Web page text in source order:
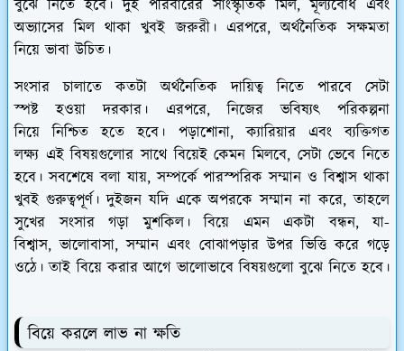
বুঝে নিতে হবে। দুই পরিবারের সাংস্কৃতিক মিল, মূল্যবোধ এবং
অভ্যাসের মিল থাকা খুবই জরুরী। এরপরে, অর্থনৈতিক সক্ষমতা
নিয়ে ভাবা উচিত।
সংসার চালাতে কতটা অর্থনৈতিক দায়িত্ব নিতে পারবে সেটা
স্পষ্ট হওয়া দরকার। এরপরে, নিজের ভবিষ্যৎ পরিকল্পনা
নিয়ে নিশ্চিত হতে হবে। পড়াশোনা, ক্যারিয়ার এবং ব্যক্তিগত
লক্ষ্য এই বিষয়গুলোর সাথে বিয়েই কেমন মিলবে, সেটা ভেবে নিতে
হবে। সবশেষে বলা যায়, সম্পর্কে পারস্পরিক সম্মান ও বিশ্বাস থাকা
খুবই গুরুত্বপূর্ণ। দুইজন যদি একে অপরকে সম্মান না করে, তাহলে
সুখের সংসার গড়া মুশকিল। বিয়ে এমন একটা বন্ধন, যা-
বিশ্বাস, ভালোবাসা, সম্মান এবং বোঝাপড়ার উপর ভিত্তি করে গড়ে
ওঠে। তাই বিয়ে করার আগে ভালোভাবে বিষয়গুলো বুঝে নিতে হবে।
বিয়ে করলে লাভ না ক্ষতি